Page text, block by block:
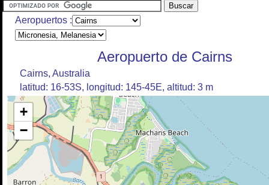
Aeropuertos :
Aeropuerto de Cairns
Cairns, Australia
latitud: 16-53S, longitud: 145-45E, altitud: 3 m
+
−